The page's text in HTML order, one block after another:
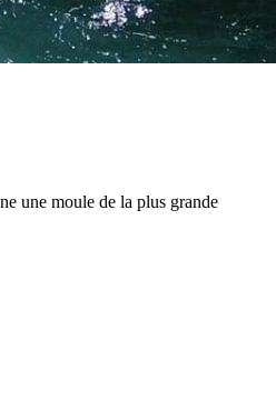
une moule de la plus grande